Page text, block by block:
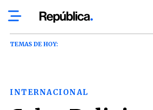
TEMAS DE HOY:
INTERNACIONAL